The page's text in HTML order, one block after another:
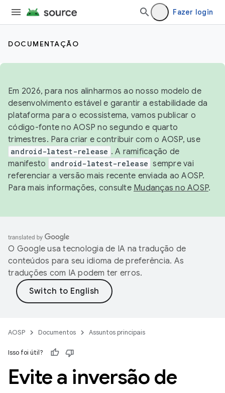
Fazer login
DOCUMENTAÇÃO
Em 2026, para nos alinharmos ao nosso modelo de
desenvolvimento estável e garantir a estabilidade da
plataforma para o ecossistema, vamos publicar o
código-fonte no AOSP no segundo e quarto
trimestres. Para criar e contribuir com o AOSP, use
android-latest-release . A ramificação de
manifesto
android-latest-release sempre vai
referenciar a versão mais recente enviada ao AOSP.
Para mais informações, consulte Mudanças no AOSP.
O Google usa tecnologia de IA na tradução de
conteúdos para seu idioma de preferência. As
traduções com IA podem ter erros.
AOSP Documentos Assuntos principais
Isso foi útil?
Evite a inversão de